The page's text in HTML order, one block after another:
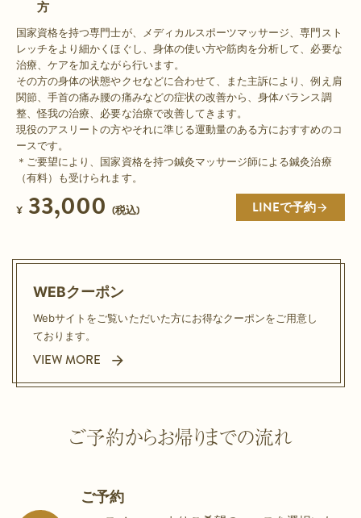
方
国家資格を持つ専門士が、メディカルスポーツマッサージ、専門スト
レッチをより細かくほぐし、身体の使い方や筋肉を分析して、必要な
治療、ケアを加えながら行います。
その方の身体の状態やクセなどに合わせて、また主訴により、例え肩
関節、手首の痛み腰の痛みなどの症状の改善から、身体バランス調
整、怪我の治療、必要な治療で改善してきます。
現役のアスリートの方やそれに準じる運動量のある方におすすめのコ
ースです。
＊ご要望により、国家資格を持つ鍼灸マッサージ師による鍼灸治療
（有料）も受けられます。
¥ 33,000 (税込) LINEで予約
WEBクーポン
Webサイトをご覧いただいた方にお得なクーポンをご用意し
ております。
VIEW MORE
ご予約からお帰りまでの流れ
ご予約